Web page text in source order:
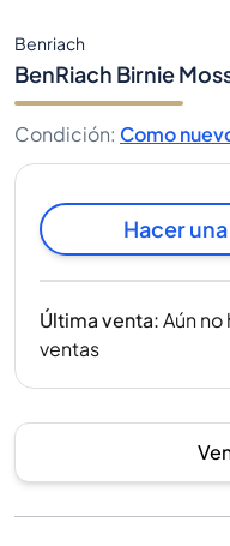
Benriach
BenRiach Birnie
Condición: Como
Hacer
Última venta:Aún no
ventas